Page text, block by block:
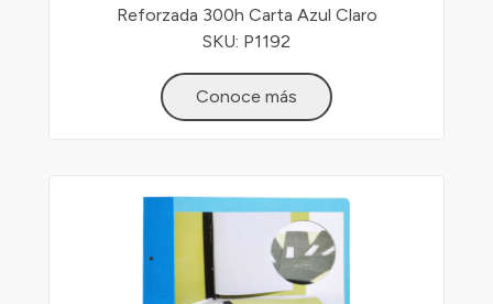
Reforzada 300h Carta Azul Claro
SKU: P1192
Conoce más